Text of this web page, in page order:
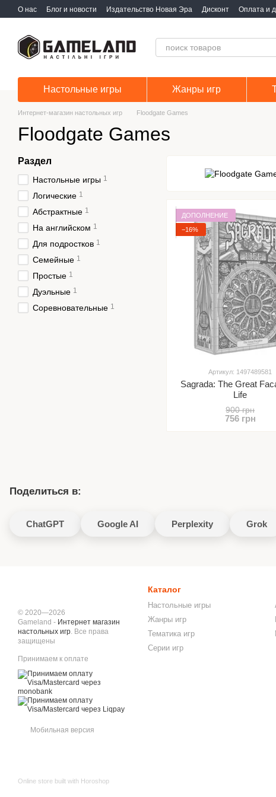
Перейти к основному контенту
О нас Блог и новости Издательство Новая Эра Дисконт Оплата и
Настольные игры Жанры игр
Интернет-магазин настольных игр Floodgate Games
Floodgate Games
ДОПОЛНЕНИЕ
−16%
Артикул: 1497489581
Sagrada: The Great
Life
900 грн
756 грн
Раздел
Настольные игры 1
Логические 1
Абстрактные 1
На английском 1
Для подростков 1
Семейные 1
Простые 1
Дуэльные 1
Соревновательные 1
Поделиться в:
ChatGPT Google AI Perplexity Grok
© 2020—2026
Gameland - Интернет магазин
настольных игр. Все права
защищены
Принимаем к оплате
Мобильная версия
Online store built with Horoshop
Каталог
Настольные игры
Жанры игр
Тематика игр
Серии игр